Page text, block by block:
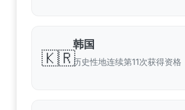
🇰🇷
韩国
历史性地连续第11次获得资格